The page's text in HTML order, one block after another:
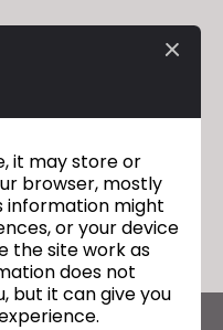
it may store or
browser, mostly
information might
or your device
the site work as
does not
but it can give you